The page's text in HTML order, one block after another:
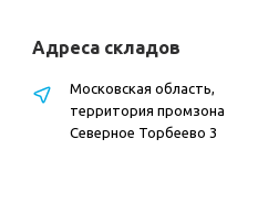
Адреса складов
Московская область,
территория промзона
Северное Торбеево 3